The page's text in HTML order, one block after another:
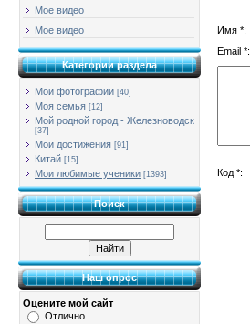
Мое видео
Мое видео
Категории раздела
Мои фотографии [40]
Моя семья [12]
Мой родной город - Железноводск
[37]
Мои достижения [91]
Китай [15]
Мои любимые ученики [1393]
Поиск
Наш опрос
Оцените мой сайт
Отлично
Имя *:
Email *:
Код *: